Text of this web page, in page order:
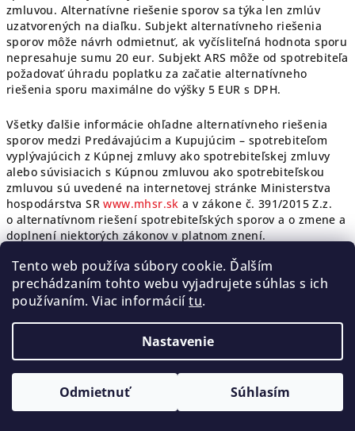
Tento web používa súbory cookie. Ďalším
prechádzaním tohto webu vyjadrujete súhlas s ich
používaním. Viac informáciítu.
Nastavenie
Odmietnuť Súhlasím
zmluvou. Alternatívne riešenie sporov sa týka len zmlúv
uzatvorených na diaľku. Subjekt alternatívneho riešenia
sporov môže návrh odmietnuť, ak vyčísliteľná hodnota sporu
nepresahuje sumu 20 eur. Subjekt ARS môže od spotrebiteľa
požadovať úhradu poplatku za začatie alternatívneho
riešenia sporu maximálne do výšky 5 EUR s DPH.
Všetky ďalšie informácie ohľadne alternatívneho riešenia
sporov medzi Predávajúcim a Kupujúcim – spotrebiteľom
vyplývajúcich z Kúpnej zmluvy ako spotrebiteľskej zmluvy
alebo súvisiacich s Kúpnou zmluvou ako spotrebiteľskou
zmluvou sú uvedené na internetovej stránke Ministerstva
hospodárstva SRwww.mhsr.sk a v zákone č. 391/2015 Z.z.
o alternatívnom riešení spotrebiteľských sporov a o zmene a
doplnení niektorých zákonov v platnom znení.
XVII. Doplňujúce ustanovenia
17.1.Predávajúci neuzatvorí kúpnu zmluvu ani nevykoná
predaj, sprostredkovanie, alebo dodanie alkoholických
nápojov /výrobkov/, tabakových výrobkov a ďalších výrobkov